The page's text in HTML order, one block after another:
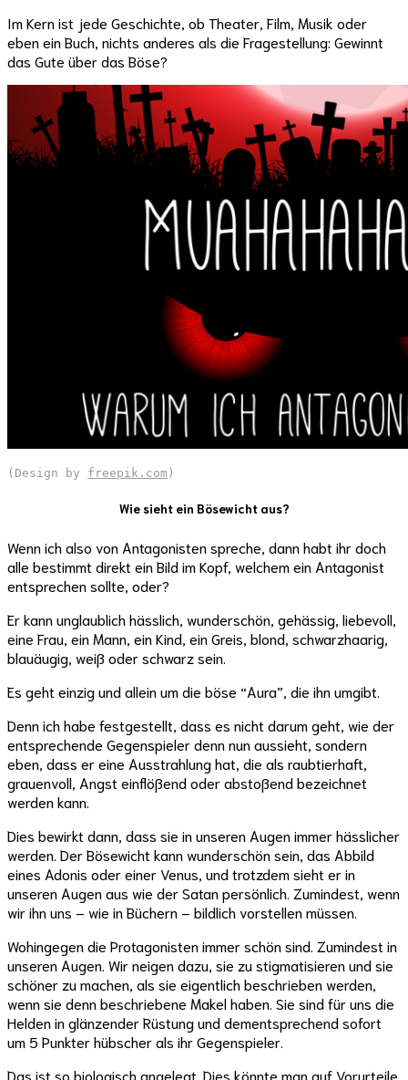
Im Kern ist jede Geschichte, ob Theater, Film, Musik oder
eben ein Buch, nichts anderes als die Fragestellung: Gewinnt
das Gute über das Böse?
(Design by freepik.com )
Wie sieht ein Bösewicht aus?
Wenn ich also von Antagonisten spreche, dann habt ihr doch
alle bestimmt direkt ein Bild im Kopf, welchem ein Antagonist
entsprechen sollte, oder?
Er kann unglaublich hässlich, wunderschön, gehässig, liebevoll,
eine Frau, ein Mann, ein Kind, ein Greis, blond, schwarzhaarig,
blauäugig, weiß oder schwarz sein.
Es geht einzig und allein um die böse “Aura”, die ihn umgibt.
Denn ich habe festgestellt, dass es nicht darum geht, wie der
entsprechende Gegenspieler denn nun aussieht, sondern
eben, dass er eine Ausstrahlung hat, die als raubtierhaft,
grauenvoll, Angst einflößend oder abstoßend bezeichnet
werden kann.
Dies bewirkt dann, dass sie in unseren Augen immer hässlicher
werden. Der Bösewicht kann wunderschön sein, das Abbild
eines Adonis oder einer Venus, und trotzdem sieht er in
unseren Augen aus wie der Satan persönlich. Zumindest, wenn
wir ihn uns – wie in Büchern – bildlich vorstellen müssen.
Wohingegen die Protagonisten immer schön sind. Zumindest in
unseren Augen. Wir neigen dazu, sie zu stigmatisieren und sie
schöner zu machen, als sie eigentlich beschrieben werden,
wenn sie denn beschriebene Makel haben. Sie sind für uns die
Helden in glänzender Rüstung und dementsprechend sofort
um 5 Punkter hübscher als ihr Gegenspieler.
Das ist so biologisch angelegt. Dies könnte man auf Vorurteile